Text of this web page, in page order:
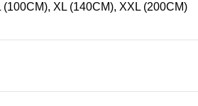
(100CM), XL (140CM), XXL (200CM)